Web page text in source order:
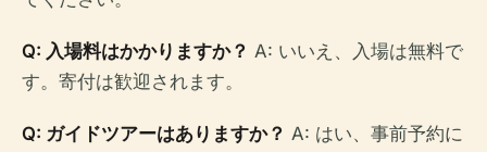
Q: 入場料はかかりますか？ A: いいえ、入場は無料で
す。寄付は歓迎されます。
Q: ガイドツアーはありますか？ A: はい、事前予約に